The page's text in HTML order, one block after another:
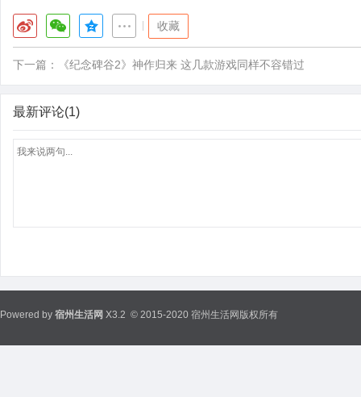
收藏
下一篇： 《纪念碑谷2》神作归来 这几款游戏同样不容错过
最新评论(1)
Powered by 宿州生活网 X3.2 © 2015-2020 宿州生活网版权所有